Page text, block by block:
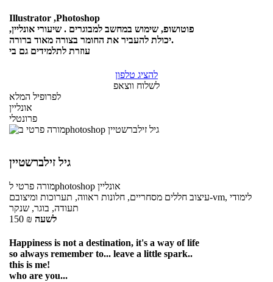
Illustrator ,Photoshop
,פוטושופ, שימוש במחשב למבוגרים . שיעורי אונליין
יכולת להעביר את החומר בצורה מאוד ברורה.
עוזרת לתלמידים גם בי
להציג טלפון
לשלוח ווצאפ
לפרופיל המלא
אונליין
פרונטלי
גיל זילברשטיין
מורה פרטילphotoshop אונליין
עיצוב חללים מסחריים, חלונות ראווה, תערוכות ומיצובם-vm, לימודי
תעודה, בוגר, שנקר
150 ₪ לשעה
Happiness is not a destination, it's a way of life
so always remember to... leave a little spark..
this is me!
who are you...